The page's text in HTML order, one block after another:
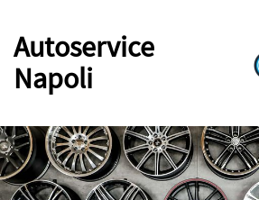
Autoservice
Napoli